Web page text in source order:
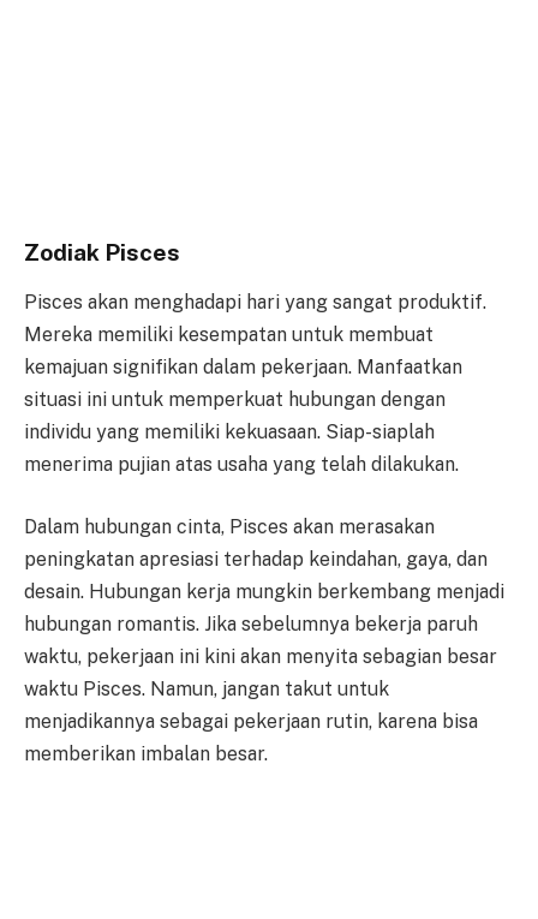
Zodiak Pisces
Pisces akan menghadapi hari yang sangat produktif.
Mereka memiliki kesempatan untuk membuat
kemajuan signifikan dalam pekerjaan. Manfaatkan
situasi ini untuk memperkuat hubungan dengan
individu yang memiliki kekuasaan. Siap-siaplah
menerima pujian atas usaha yang telah dilakukan.
Dalam hubungan cinta, Pisces akan merasakan
peningkatan apresiasi terhadap keindahan, gaya, dan
desain. Hubungan kerja mungkin berkembang menjadi
hubungan romantis. Jika sebelumnya bekerja paruh
waktu, pekerjaan ini kini akan menyita sebagian besar
waktu Pisces. Namun, jangan takut untuk
menjadikannya sebagai pekerjaan rutin, karena bisa
memberikan imbalan besar.